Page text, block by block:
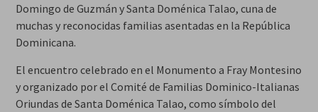
Domingo de Guzmán y Santa Doménica Talao, cuna de
muchas y reconocidas familias asentadas en la República
Dominicana.
El encuentro celebrado en el Monumento a Fray Montesino
y organizado por el Comité de Familias Dominico-Italianas
Oriundas de Santa Doménica Talao, como símbolo del